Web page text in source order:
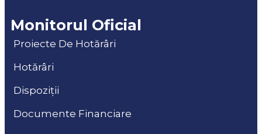
Monitorul Oficial
Proiecte De Hotărâri
Hotărâri
Dispoziții
Documente Financiare